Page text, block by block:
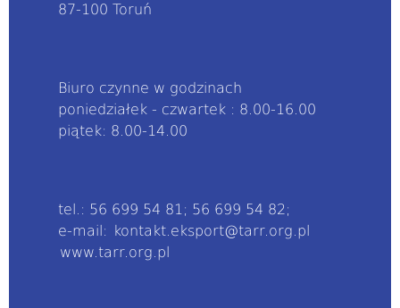
87-100 Toruń
Biuro czynne w godzinach
poniedziałek - czwartek : 8.00-16.00
piątek: 8.00-14.00
tel.: 56 699 54 81; 56 699 54 82;
e-mail: kontakt.eksport@tarr.org.pl
www.tarr.org.pl